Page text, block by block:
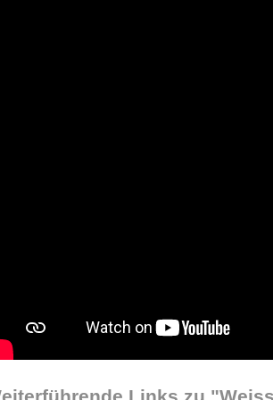
Links zu